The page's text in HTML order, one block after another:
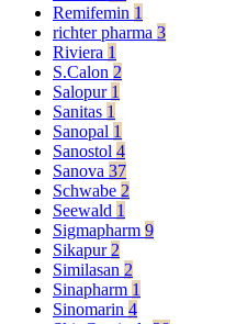
Remifemin 1
richter pharma 3
Riviera 1
S.Calon 2
Salopur 1
Sanitas 1
Sanopal 1
Sanostol 4
Sanova 37
Schwabe 2
Seewald 1
Sigmapharm 9
Sikapur 2
Similasan 2
Sinapharm 1
Sinomarin 4